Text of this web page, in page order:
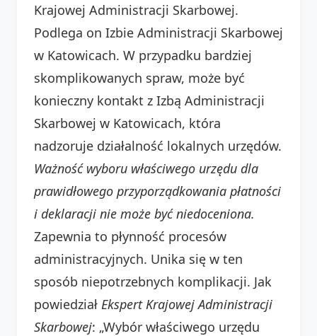
Krajowej Administracji Skarbowej.
Podlega on Izbie Administracji Skarbowej
w Katowicach. W przypadku bardziej
skomplikowanych spraw, może być
konieczny kontakt z Izbą Administracji
Skarbowej w Katowicach, która
nadzoruje działalność lokalnych urzędów.
Ważność wyboru właściwego urzędu dla
prawidłowego przyporządkowania płatności
i deklaracji nie może być niedoceniona.
Zapewnia to płynność procesów
administracyjnych. Unika się w ten
sposób niepotrzebnych komplikacji. Jak
powiedział Ekspert Krajowej Administracji
Skarbowej: „Wybór właściwego urzędu